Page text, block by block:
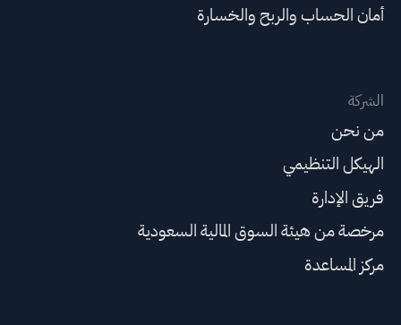
أمان الحساب والربح والخسارة
الشركة
من نحن
الهيكل التنظيمي
فريق الإدارة
مرخصة من هيئة السوق المالية السعودية
مركز المساعدة